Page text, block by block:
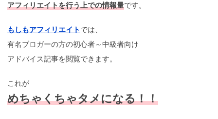
アフィリエイトを行う上での情報量です。
もしもアフィリエイト では、
有名ブロガーの方の初心者～中級者向け
アドバイス記事を閲覧できます。
これが
めちゃくちゃタメになる！！